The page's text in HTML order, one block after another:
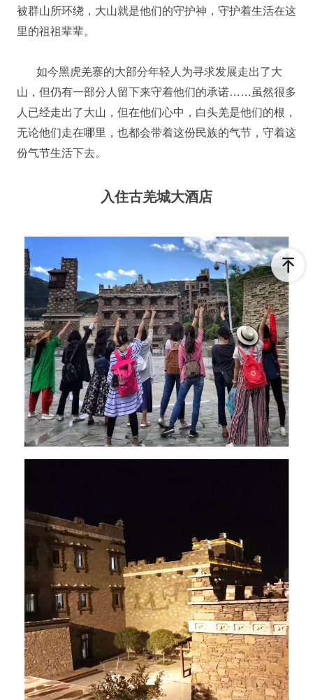
被群山所环绕，大山就是他们的守护神，守护着生活在这
里的祖祖辈辈。
如今黑虎羌寨的大部分年轻人为寻求发展走出了大
山，但仍有一部分人留下来守着他们的承诺……虽然很多
人已经走出了大山，但在他们心中，白头羌是他们的根，
无论他们走在哪里，也都会带着这份民族的气节，守着这
份气节生活下去。
入住古羌城大酒店